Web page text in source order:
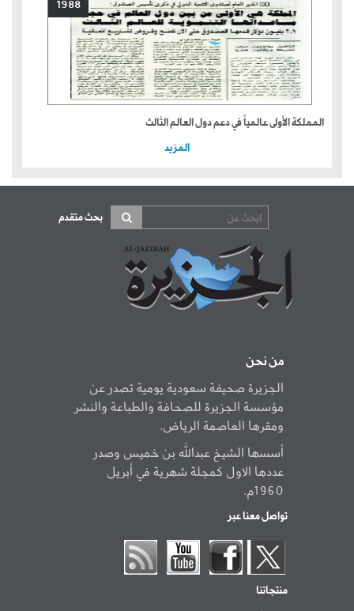
1988
المملكة الأولى عالمياً في دعم دول العالم الثالث
المزيد
بحث متقدم
من نحن
الجزيرة صحيفة سعودية يومية تصدر عن
مؤسسة الجزيرة للصحافة والطباعة والنشر
ومقرها العاصمة الرياض.
أسسها الشيخ عبدالله بن خميس وصدر
عددها الاول كمجلة شهرية في أبريل
1960م.
تواصل معنا عبر
منتجاتنا